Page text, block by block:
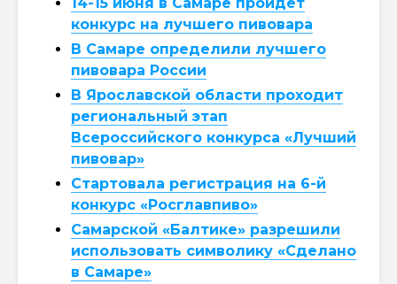
конкурс на лучшего пивовара
В Самаре определили лучшего
пивовара России
В Ярославской области проходит
региональный этап
Всероссийского конкурса «Лучший
пивовар»
Стартовала регистрация на 6-й
конкурс «Росглавпиво»
Самарской «Балтике» разрешили
использовать символику «Сделано
в Самаре»